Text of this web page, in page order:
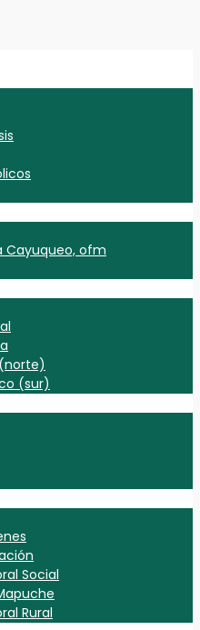
Cayuqueo, ofm
(sur)
Social
Rural